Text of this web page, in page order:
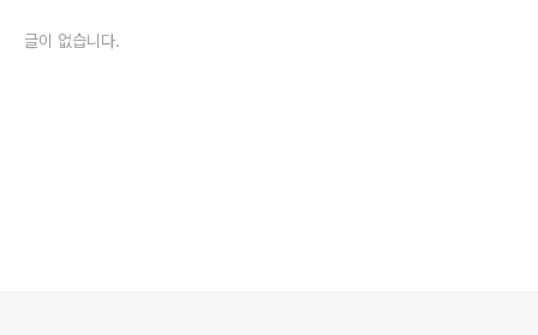
글이 없습니다.